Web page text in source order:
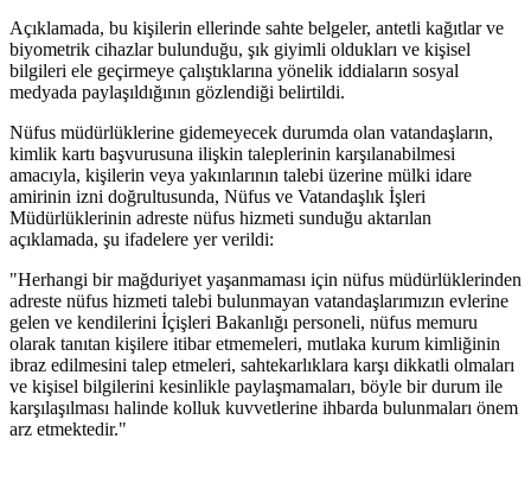
Açıklamada, bu kişilerin ellerinde sahte belgeler, antetli kağıtlar ve
biyometrik cihazlar bulunduğu, şık giyimli oldukları ve kişisel
bilgileri ele geçirmeye çalıştıklarına yönelik iddiaların sosyal
medyada paylaşıldığının gözlendiği belirtildi.
Nüfus müdürlüklerine gidemeyecek durumda olan vatandaşların,
kimlik kartı başvurusuna ilişkin taleplerinin karşılanabilmesi
amacıyla, kişilerin veya yakınlarının talebi üzerine mülki idare
amirinin izni doğrultusunda, Nüfus ve Vatandaşlık İşleri
Müdürlüklerinin adreste nüfus hizmeti sunduğu aktarılan
açıklamada, şu ifadelere yer verildi:
"Herhangi bir mağduriyet yaşanmaması için nüfus müdürlüklerinden
adreste nüfus hizmeti talebi bulunmayan vatandaşlarımızın evlerine
gelen ve kendilerini İçişleri Bakanlığı personeli, nüfus memuru
olarak tanıtan kişilere itibar etmemeleri, mutlaka kurum kimliğinin
ibraz edilmesini talep etmeleri, sahtekarlıklara karşı dikkatli olmaları
ve kişisel bilgilerini kesinlikle paylaşmamaları, böyle bir durum ile
karşılaşılması halinde kolluk kuvvetlerine ihbarda bulunmaları önem
arz etmektedir."